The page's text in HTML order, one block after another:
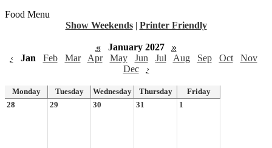
Food Menu
Show Weekends | Printer Friendly
« January 2027
»
‹
Jan Feb Mar Apr May Jun Jul Aug Sep Oct
Nov
Dec
›
Monday Tuesday Wednesday Thursday
Friday
28
29 30 31 1